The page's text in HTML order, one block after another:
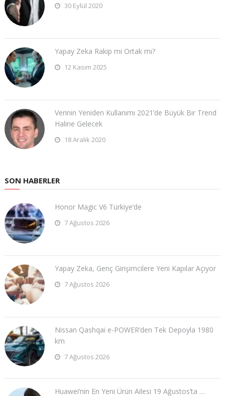
30 Eylül 2020
Yapay Zeka Rakip mi Ortak mı?
12 Kasım 2025
Verinin Yeniden Kullanımı 2021’de Büyük Bir Trend
Haline Gelecek
18 Aralık 2020
SON HABERLER
Honor Magic V6 Türkiye’de
7 Ağustos 2026
Yapay Zeka, Genç Girişimcilere Yeni Kapılar Açıyor
7 Ağustos 2026
Nissan Qashqai e-POWER’den Tek Depoyla 1980
km
7 Ağustos 2026
Huawei’nin En Yeni Ürün Ailesi 19 Ağustos’ta …